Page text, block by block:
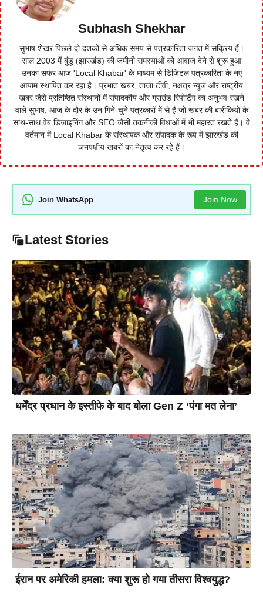
Subhash Shekhar
सुभाष शेखर पिछले दो दशकों से अधिक समय से पत्रकारिता जगत में सक्रिय हैं।
साल 2003 में बुंडू (झारखंड) की जमीनी समस्याओं को आवाज देने से शुरू हुआ
उनका सफर आज 'Local Khabar' के माध्यम से डिजिटल पत्रकारिता के नए
आयाम स्थापित कर रहा है। प्रभात खबर, ताजा टीवी, नक्षत्र न्यूज और राष्ट्रीय
खबर जैसे प्रतिष्ठित संस्थानों में संपादकीय और ग्राउंड रिपोर्टिंग का अनुभव रखने
वाले सुभाष, आज के दौर के उन गिने-चुने पत्रकारों में से हैं जो खबर की बारीकियों के
साथ-साथ वेब डिजाइनिंग और SEO जैसी तकनीकी विधाओं में भी महारत रखते हैं। वे
वर्तमान में Local Khabar के संस्थापक और संपादक के रूप में झारखंड की
जनपक्षीय खबरों का नेतृत्व कर रहे हैं।
Join WhatsApp Join Now
Latest Stories
धर्मेंद्र प्रधान के इस्तीफे के बाद बोला Gen Z ‘पंगा मत लेना’
ईरान पर अमेरिकी हमला: क्या शुरू हो गया तीसरा विश्वयुद्ध?